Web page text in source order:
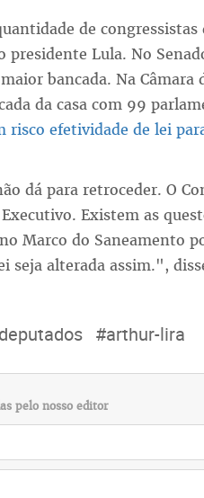
de congressistas
Lula. No
bancada. Na Câmara
da casa com 99
risco efetividade de lei
dá para retroceder. O
Existem as
Marco do Saneamento
seja alterada assim.",
#arthur-lira
pelo nosso editor